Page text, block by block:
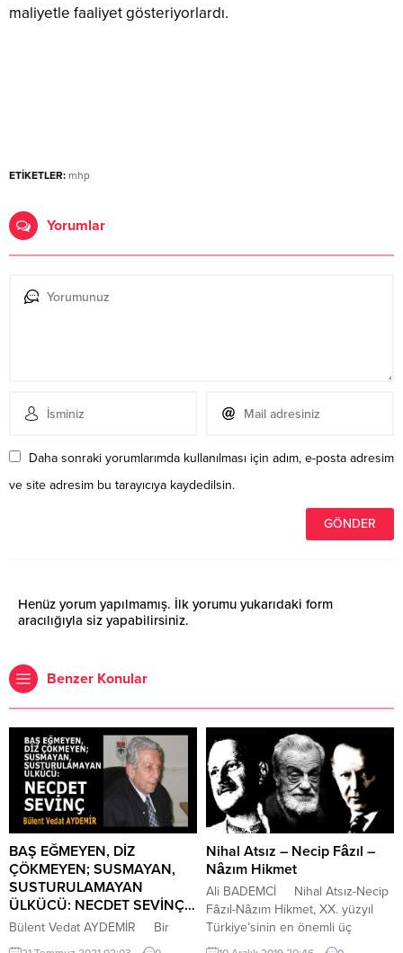
maliyetle faaliyet gösteriyorlardı.
ETİKETLER: mhp
Yorumlar
Daha sonraki yorumlarımda kullanılması için adım, e-posta adresim
ve site adresim bu tarayıcıya kaydedilsin.
Henüz yorum yapılmamış. İlk yorumu yukarıdaki form
aracılığıyla siz yapabilirsiniz.
Benzer Konular
BAŞ EĞMEYEN, DİZ
ÇÖKMEYEN; SUSMAYAN,
SUSTURULAMAYAN
ÜLKÜCÜ: NECDET SEVİNÇ…
Bülent Vedat AYDEMİR Bir
Necdet Sevinç’imiz vardı. Türk
Nihal Atsız – Necip Fâzıl –
Nâzım Hikmet
Ali BADEMCİ Nihal Atsız-Necip
Fâzıl-Nâzım Hikmet, XX. yüzyıl
Türkiye’sinin en önemli üç
şahsiyetidir. Yıllardan beri